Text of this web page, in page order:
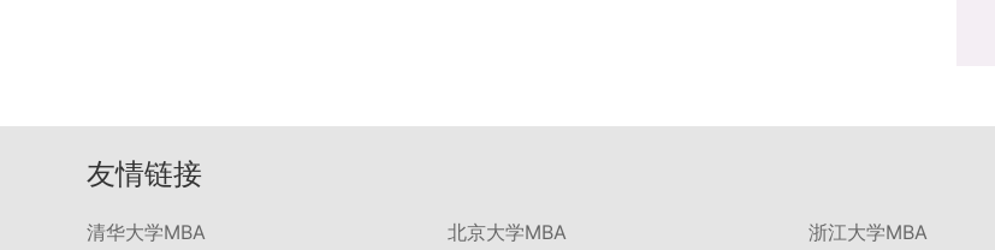
友情链接
清华大学MBA 北京大学MBA 浙江大学MBA